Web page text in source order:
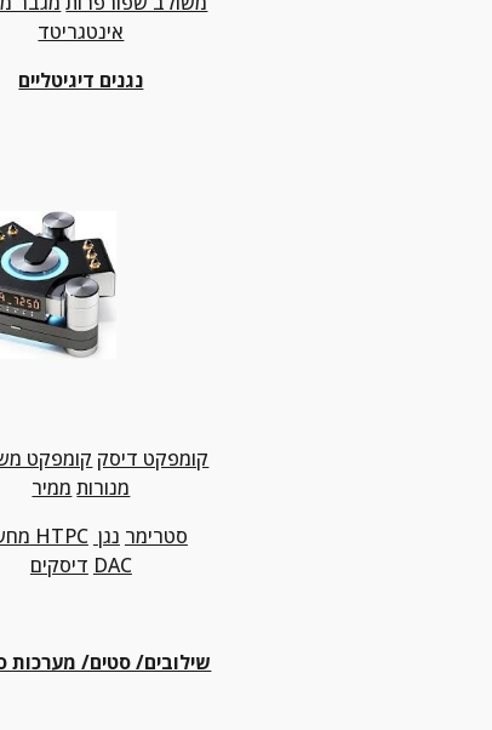
אינטגריטד
נגנים דיגיטליים
קומפקט דיסק
מנורות ממיר
מחשבי HTPC
סטרימר
דיסקים DAC
שילובים/ סטים/ מערכות